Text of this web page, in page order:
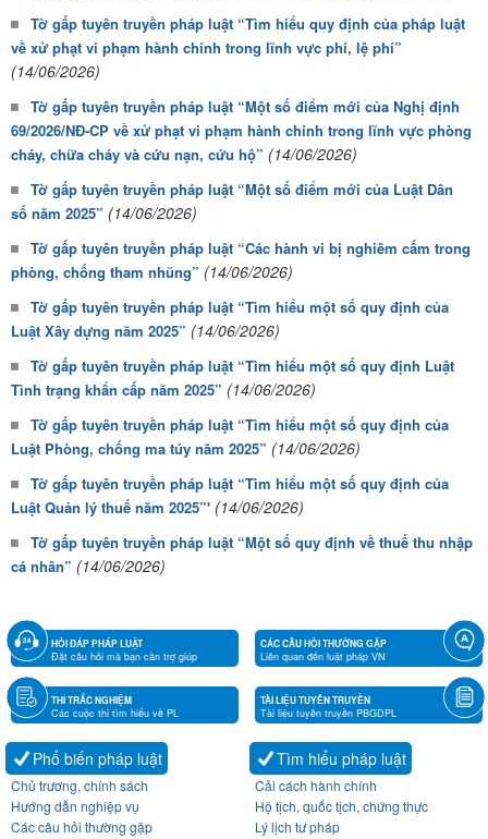
Tờ gấp tuyên truyền pháp luật “Tìm hiểu quy định của pháp luật
về xử phạt vi phạm hành chính trong lĩnh vực phí, lệ phí”
(14/06/2026)
Tờ gấp tuyên truyền pháp luật “Một số điểm mới của Nghị định
69/2026/NĐ-CP về xử phạt vi phạm hành chính trong lĩnh vực phòng
cháy, chữa cháy và cứu nạn, cứu hộ” (14/06/2026)
Tờ gấp tuyên truyền pháp luật “Một số điểm mới của Luật Dân
số năm 2025” (14/06/2026)
Tờ gấp tuyên truyền pháp luật “Các hành vi bị nghiêm cấm trong
phòng, chống tham nhũng” (14/06/2026)
Tờ gấp tuyên truyền pháp luật “Tìm hiểu một số quy định của
Luật Xây dựng năm 2025” (14/06/2026)
Tờ gấp tuyên truyền pháp luật “Tìm hiểu một số quy định Luật
Tình trạng khẩn cấp năm 2025” (14/06/2026)
Tờ gấp tuyên truyền pháp luật “Tìm hiểu một số quy định của
Luật Phòng, chống ma túy năm 2025” (14/06/2026)
Tờ gấp tuyên truyền pháp luật “Tìm hiểu một số quy định của
Luật Quản lý thuế năm 2025”' (14/06/2026)
Tờ gấp tuyên truyền pháp luật “Một số quy định về thuế thu nhập
cá nhân” (14/06/2026)
HỎI ĐÁP PHÁP LUẬT
Đặt câu hỏi mà bạn cần trợ giúp
CÁC CÂU HỎI THƯỜNG GẶP
Liên quan đến luật pháp VN
THI TRẮC NGHIỆM
Các cuộc thi tìm hiểu về PL
TÀI LIỆU TUYÊN TRUYỀN
Tài liệu tuyên truyền PBGDPL
Phổ biến pháp luật
Chủ trương, chính sách
Hướng dẫn nghiệp vụ
Các câu hỏi thường gặp
Tìm hiểu pháp luật
Cải cách hành chính
Hộ tịch, quốc tịch, chứng thực
Lý lịch tư pháp